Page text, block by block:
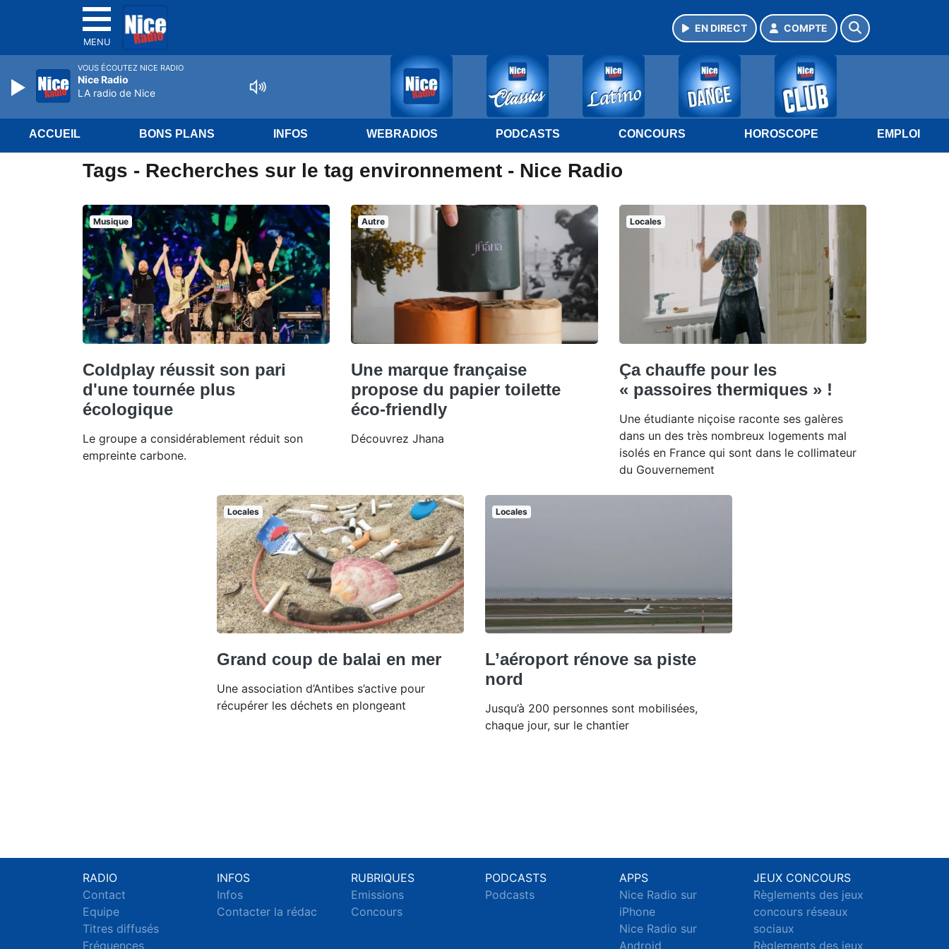
MENU
EN DIRECT COMPTE
ACCUEIL BONS PLANS INFOS WEBRADIOS PODCASTS CONCOURS HOROSCOPE EMPLOI
Tags - Recherches sur le tag environnement - Nice Radio
Musique
Coldplay réussit son pari
d'une tournée plus
écologique
Le groupe a considérablement réduit son
empreinte carbone.
Autre
Une marque française
propose du papier toilette
éco-friendly
Découvrez Jhana
Locales
Ça chauffe pour les
« passoires thermiques » !
Une étudiante niçoise raconte ses galères
dans un des très nombreux logements mal
isolés en France qui sont dans le collimateur
du Gouvernement
Locales
Grand coup de balai en mer
Une association d’Antibes s’active pour
récupérer les déchets en plongeant
Locales
L’aéroport rénove sa piste
nord
Jusqu’à 200 personnes sont mobilisées,
chaque jour, sur le chantier
RADIO
Contact
Equipe
Titres diffusés
Fréquences
INFOS
Infos
Contacter la rédac
RUBRIQUES
Emissions
Concours
PODCASTS
Podcasts
APPS
Nice Radio sur
iPhone
Nice Radio sur
Android
JEUX CONCOURS
Règlements des jeux
concours réseaux
sociaux
Règlements des jeux
VOUS ÉCOUTEZ NICE RADIO
Nice Radio
LA radio de Nice